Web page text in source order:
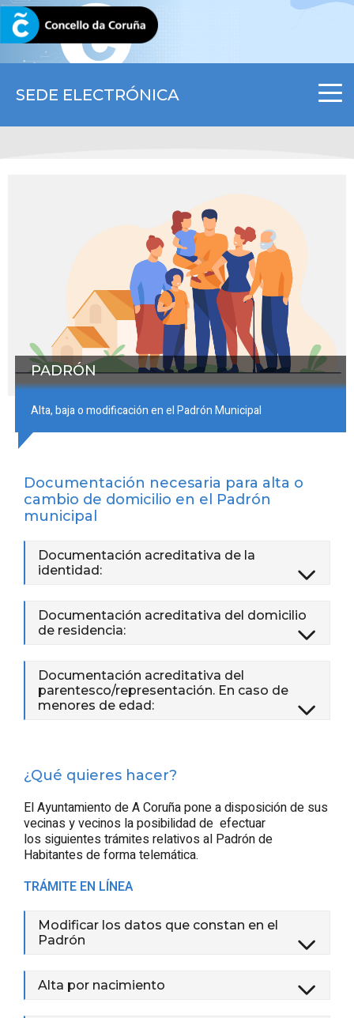
SEDE ELECTRÓNICA
CORUNA.GAL
PADRÓN
Alta, baja o modificación en el Padrón Municipal
Documentación necesaria para alta o
cambio de domicilio en el Padrón
municipal
Documentación acreditativa de la
identidad:
Documentación acreditativa del domicilio
de residencia:
Documentación acreditativa del
parentesco/representación. En caso de
menores de edad:
¿Qué quieres hacer?
El Ayuntamiento de A Coruña pone a disposición de sus
vecinas y vecinos la posibilidad de efectuar
los siguientes trámites relativos al Padrón de
Habitantes de forma telemática.
TRÁMITE EN LÍNEA
Modificar los datos que constan en el
Padrón
Alta por nacimiento